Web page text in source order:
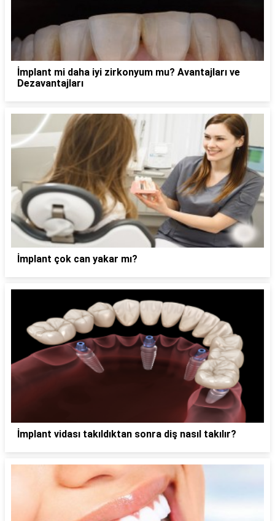
İmplant mi daha iyi zirkonyum mu? Avantajları ve
Dezavantajları
İmplant çok can yakar mı?
İmplant vidası takıldıktan sonra diş nasıl takılır?